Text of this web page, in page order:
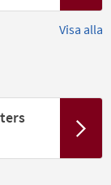
Visa alla